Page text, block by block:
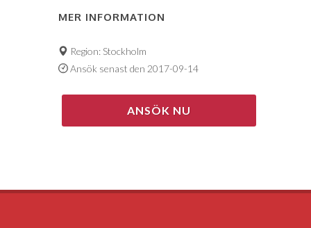
MER INFORMATION
Region: Stockholm
Ansök senast den 2017-09-14
ANSÖK NU